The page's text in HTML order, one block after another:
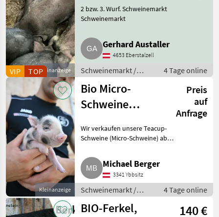
Kleinanzeige
VIP TOP
Wochen trächtig
2 bzw. 3. Wurf. Schweinemarkt
Schweinemarkt
Gerhard Austaller
4653 Eberstalzell
Schweinemarkt /
Schweinemarkt
4 Tage online
Kleinanzeige
Bio Micro-
Schweine
abzugeben
Preis
auf
Anfrage
Wir verkaufen unsere Teacup-
Schweine (Micro-Schweine) ab
sind am 15.06.26 geboren.
Können auch als Haustiere
gehalten werden. Schweinema
Michael Berger
3341 Ybbsitz
Schweinemarkt /
Schweinemarkt
4 Tage online
BIO-Ferkel,
140 €